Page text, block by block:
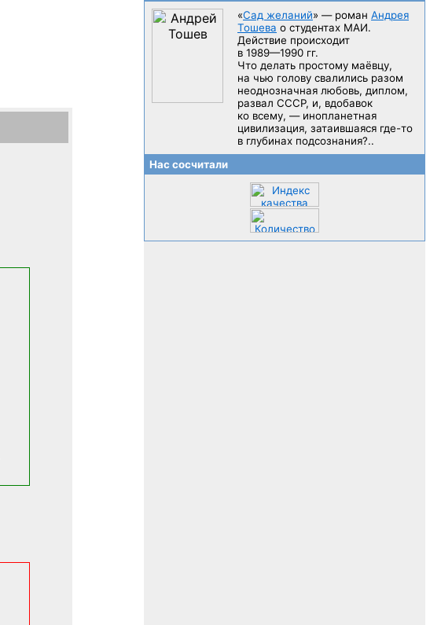
«Сад желаний» — роман Андрея
Тошева о студентах МАИ.
Действие происходит
в 1989—1990 гг.
Что делать простому маёвцу,
на чью голову свалились разом
неоднозначная любовь, диплом,
развал CCCP, и, вдобавок
ко всему, — инопланетная
цивилизация, затаившаяся где-то
в глубинах подсознания?..
Нас сосчитали